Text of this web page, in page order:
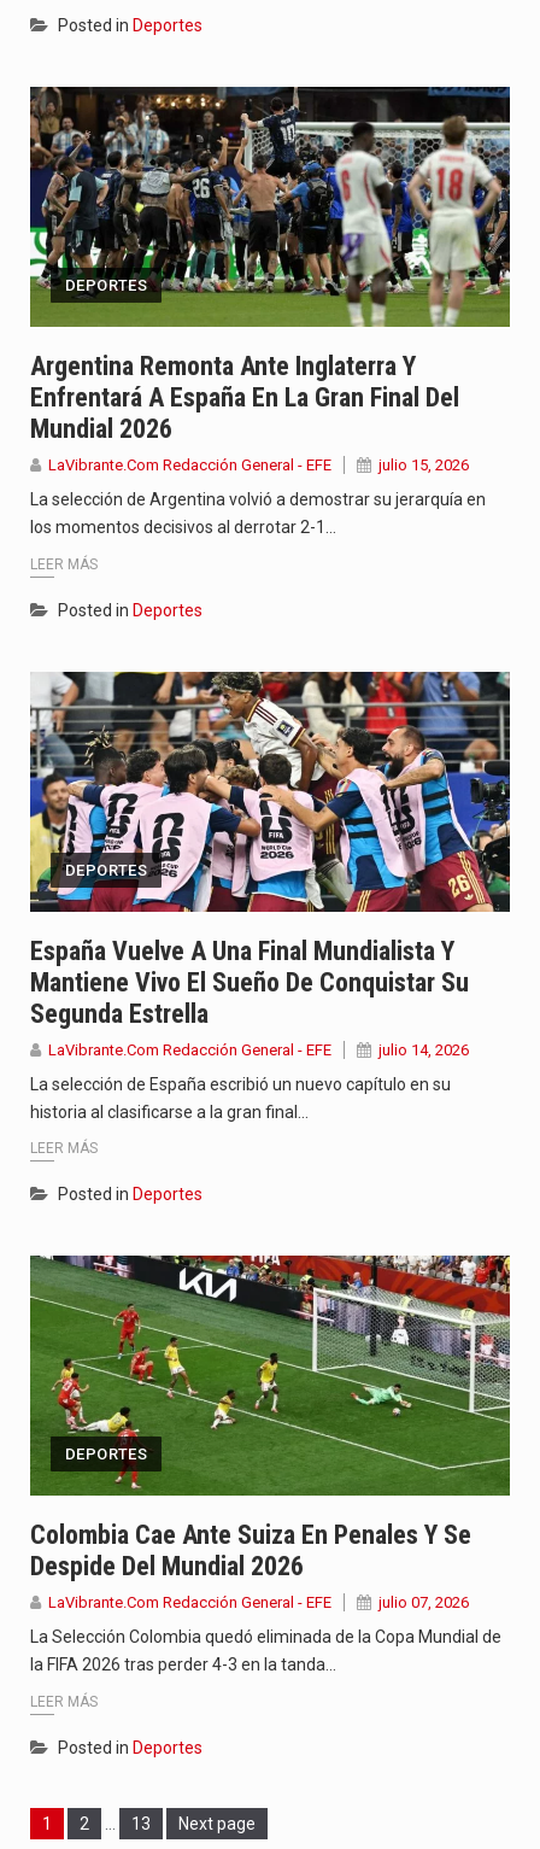
Posted in Deportes
DEPORTES
Argentina Remonta Ante Inglaterra Y
Enfrentará A España En La Gran Final Del
Mundial 2026
LaVibrante.Com Redacción General - EFE julio 15, 2026
La selección de Argentina volvió a demostrar su jerarquía en
los momentos decisivos al derrotar 2-1…
LEER MÁS
Posted in Deportes
DEPORTES
España Vuelve A Una Final Mundialista Y
Mantiene Vivo El Sueño De Conquistar Su
Segunda Estrella
LaVibrante.Com Redacción General - EFE julio 14, 2026
La selección de España escribió un nuevo capítulo en su
historia al clasificarse a la gran final…
LEER MÁS
Posted in Deportes
DEPORTES
Colombia Cae Ante Suiza En Penales Y Se
Despide Del Mundial 2026
LaVibrante.Com Redacción General - EFE julio 07, 2026
La Selección Colombia quedó eliminada de la Copa Mundial de
la FIFA 2026 tras perder 4-3 en la tanda…
LEER MÁS
Posted in Deportes
Page
1 Page
2 Page
13 Next page